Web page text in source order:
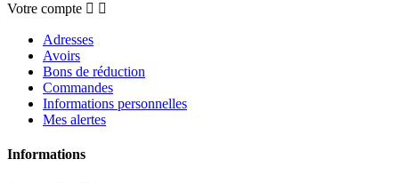
Votre compte  
Adresses
Avoirs
Bons de réduction
Commandes
Informations personnelles
Mes alertes
Informations